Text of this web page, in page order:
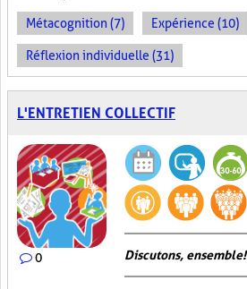
Métacognition (7) Expérience (10)
Réflexion individuelle (31)
L'ENTRETIEN COLLECTIF
0 Discutons, ensemble!